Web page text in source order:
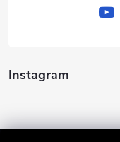
Instagram